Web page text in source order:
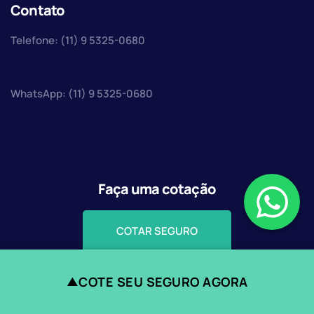
Contato
Telefone: (11) 9 5325-0680
WhatsApp: (11) 9 5325-0680
Faça uma cotação
COTAR SEGURO
▲COTE SEU SEGURO AGORA